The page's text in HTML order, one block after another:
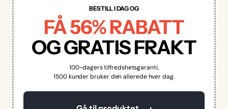
BESTILL I DAG OG
FÅ 56% RABATT
OG GRATIS FRAKT
100-dagers tilfredshetsgaranti,
1500 kunder bruker den allerede hver dag.